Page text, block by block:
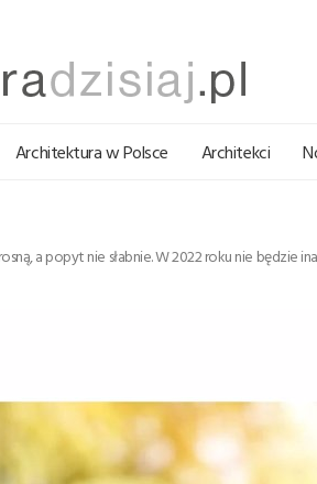
Architektura w Polsce Architekci
a popyt nie słabnie. W 2022 roku nie będzie